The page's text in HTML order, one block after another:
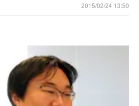
2015/02/24 13:50